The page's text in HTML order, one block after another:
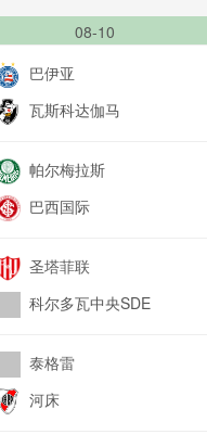
08-10
巴伊亚
瓦斯科达伽马
帕尔梅拉斯
巴西国际
圣塔菲联
科尔多瓦中央SDE
泰格雷
河床